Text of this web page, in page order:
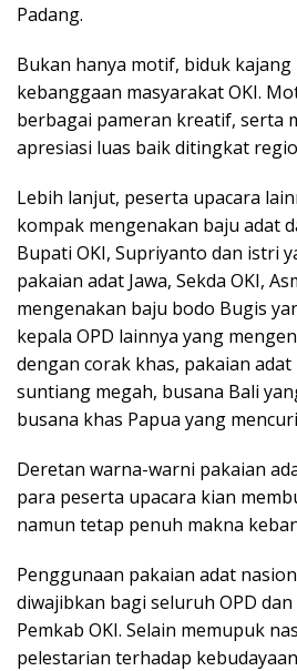
Padang.
Bukan hanya motif, biduk
kebanggaan masyarakat OKI.
berbagai pameran kreatif, serta
apresiasi luas baik ditingkat
Lebih lanjut, peserta upacara
kompak mengenakan baju adat
Bupati OKI, Supriyanto dan istri
pakaian adat Jawa, Sekda OKI,
mengenakan baju bodo Bugis
kepala OPD lainnya yang
dengan corak khas, pakaian
suntiang megah, busana Bali
busana khas Papua yang
Deretan warna-warni pakaian
para peserta upacara kian
namun tetap penuh makna
Penggunaan pakaian adat
diwajibkan bagi seluruh OPD
Pemkab OKI. Selain memupuk
pelestarian terhadap